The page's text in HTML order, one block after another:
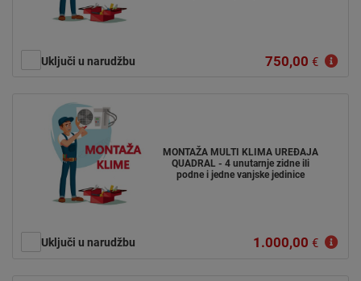
Uključi u narudžbu 750,00 €
MONTAŽA MULTI KLIMA UREĐAJA
QUADRAL - 4 unutarnje zidne ili
podne i jedne vanjske jedinice
Uključi u narudžbu 1.000,00 €